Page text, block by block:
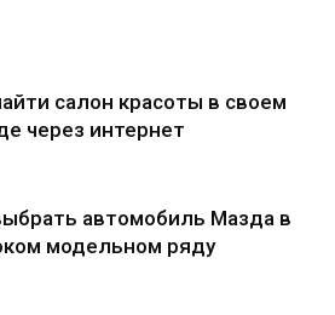
салон красоты в своем
через интернет
автомобиль Мазда в
модельном ряду